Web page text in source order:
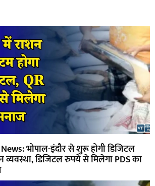
भोपाल-इंदौर से शुरू होगी डिजिटल
व्यवस्था, डिजिटल रुपये से मिलेगा PDS का